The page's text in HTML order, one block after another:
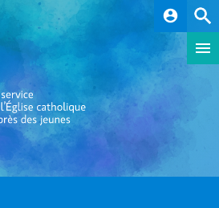
account_circle